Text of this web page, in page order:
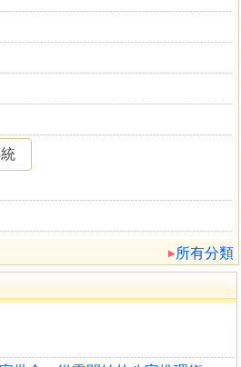
所有分類
2
3
7
8
..................... 11
到底弱在哪裡？ ......... 24
走十年彎路 ............. 30
...................... 35
與五行派哪裡不同》....... 39
46
47
以救命也可能致命》 .. 51
54
，唯有成象》 ........ 56